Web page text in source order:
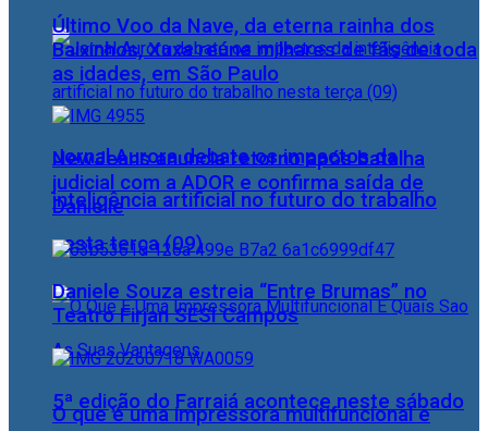
Jornal Aurora debate os impactos da
inteligência artificial no futuro do trabalho
nesta terça (09)
O que é uma impressora multifuncional e
Último Voo da Nave, da eterna rainha dos
Baixinhos, Xuxa reúne milhares de fãs de toda
as idades, em São Paulo
NewJeans anuncia retorno após batalha
judicial com a ADOR e confirma saída de
Danielle
Daniele Souza estreia “Entre Brumas” no
Teatro Firjan SESI Campos
5ª edição do Farraiá acontece neste sábado